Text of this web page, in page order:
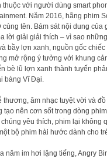
thuộc với người dùng smart
Năm 2016, hãng phim
cùng tên. Bám sát nội dung
lời giải giải thích – vì sao
bầy lợn xanh, nguồn gốc
mở rộng ý tưởng với khung
bè lũ lợn xanh thành tuyến
bàng Vĩ Đại.
thương, âm nhạc tuyệt vời và
tạo nên cơn sốt trong dòng
yêu thích, phim lại
bộ phim hài hước dành cho
năm im hơi lặng tiếng, Angry